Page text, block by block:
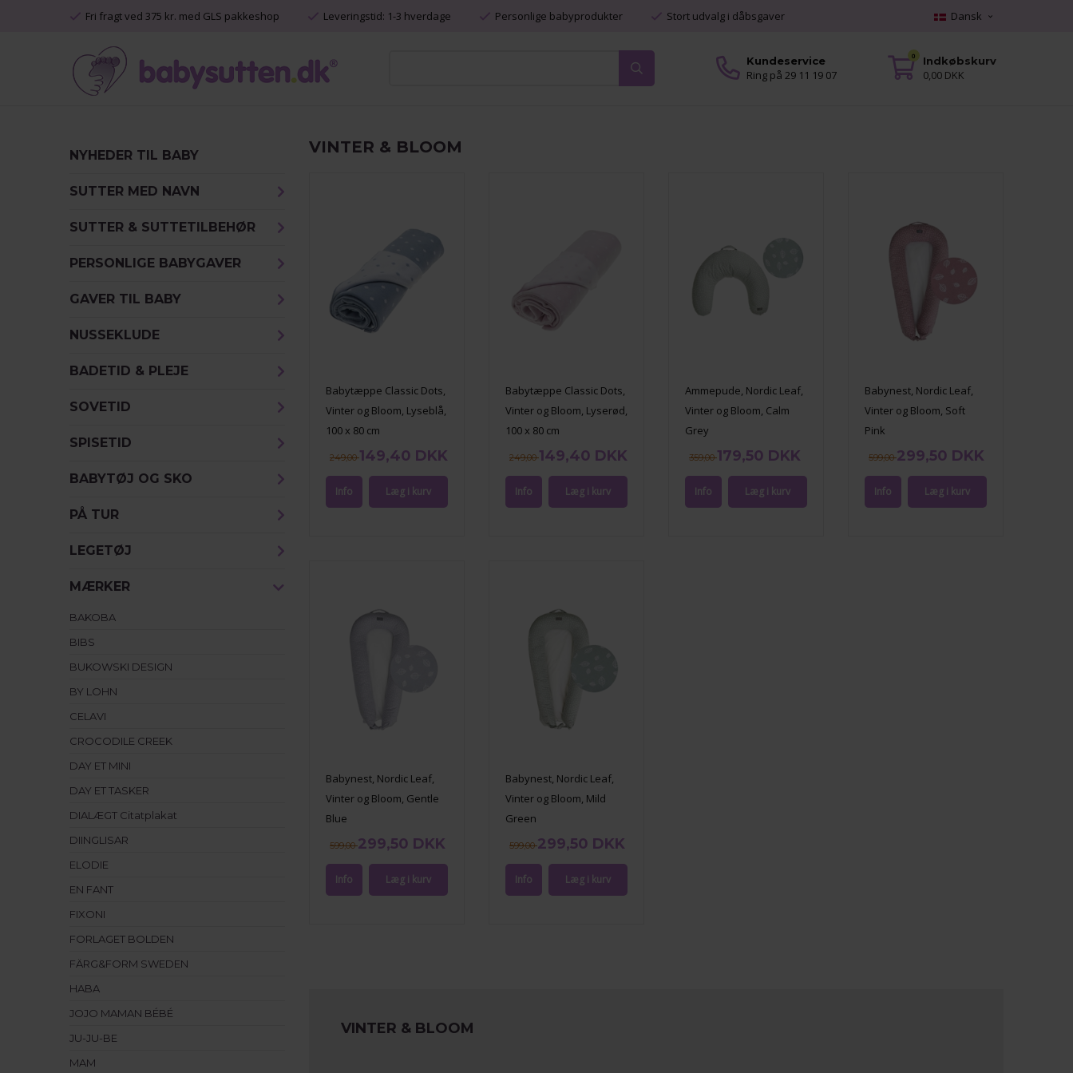
Fri fragt ved 375 kr. med GLS pakkeshop Leveringstid: 1-3 hverdage Personlige babyprodukter Stort udvalg i dåbsgaver Dansk
Kundeservice
Ring på 29 11 19 07
Indkøbskurv
0,00 DKK
0
NYHEDER TIL BABY
SUTTER MED NAVN
SUTTER & SUTTETILBEHØR
PERSONLIGE BABYGAVER
GAVER TIL BABY
NUSSEKLUDE
BADETID & PLEJE
SOVETID
SPISETID
BABYTØJ OG SKO
PÅ TUR
LEGETØJ
MÆRKER
BAKOBA
BIBS
BUKOWSKI DESIGN
BY LOHN
CELAVI
CROCODILE CREEK
DAY ET MINI
DAY ET TASKER
DIALÆGT Citatplakat
DIINGLISAR
ELODIE
EN FANT
FIXONI
FORLAGET BOLDEN
FÄRG&FORM SWEDEN
HABA
JOJO MAMAN BÉBÉ
JU-JU-BE
MAM
VINTER & BLOOM
Babytæppe Classic Dots,
Vinter og Bloom, Lyseblå,
100 x 80 cm
249,00149,40 DKK
Babytæppe Classic Dots,
Vinter og Bloom, Lyserød,
100 x 80 cm
249,00149,40 DKK
Ammepude, Nordic Leaf,
Vinter og Bloom, Calm
Grey
359,00179,50 DKK
Babynest, Nordic Leaf,
Vinter og Bloom, Soft
Pink
599,00299,50 DKK
Babynest, Nordic Leaf,
Vinter og Bloom, Gentle
Blue
599,00299,50 DKK
Babynest, Nordic Leaf,
Vinter og Bloom, Mild
Green
599,00299,50 DKK
VINTER & BLOOM